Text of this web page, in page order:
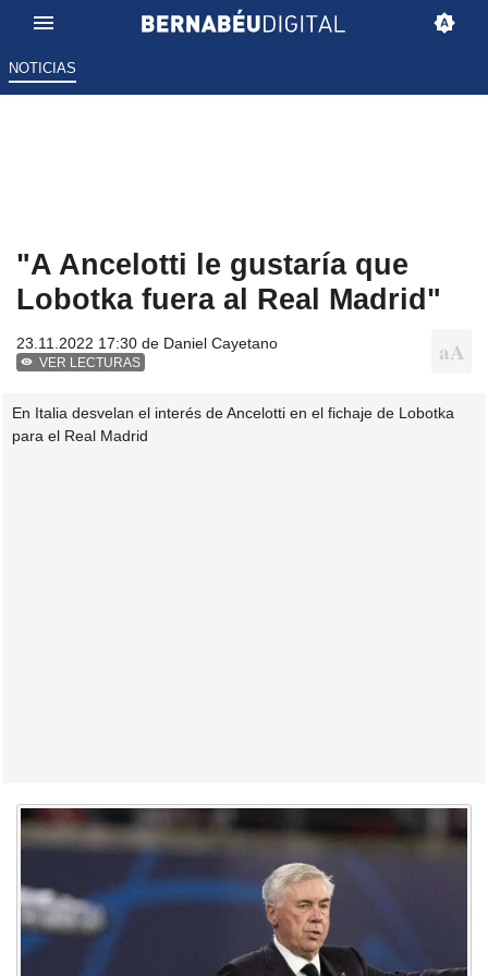
NOTICIAS
"A Ancelotti le gustaría que
Lobotka fuera al Real Madrid"
23.11.2022 17:30 de Daniel Cayetano
VER LECTURAS
En Italia desvelan el interés de Ancelotti en el fichaje de Lobotka
para el Real Madrid